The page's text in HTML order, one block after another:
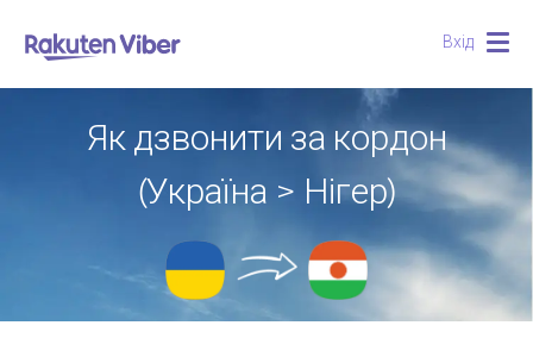
Вхід
Як дзвонити за кордон
(Україна > Нігер)